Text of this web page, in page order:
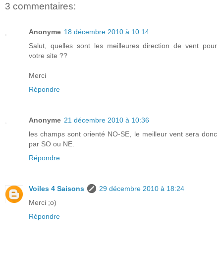
3 commentaires:
Anonyme 18 décembre 2010 à 10:14
Salut, quelles sont les meilleures direction de vent pour
votre site ??
Merci
Répondre
Anonyme 21 décembre 2010 à 10:36
les champs sont orienté NO-SE, le meilleur vent sera donc
par SO ou NE.
Répondre
Voiles 4 Saisons
29 décembre 2010 à 18:24
Merci ;o)
Répondre